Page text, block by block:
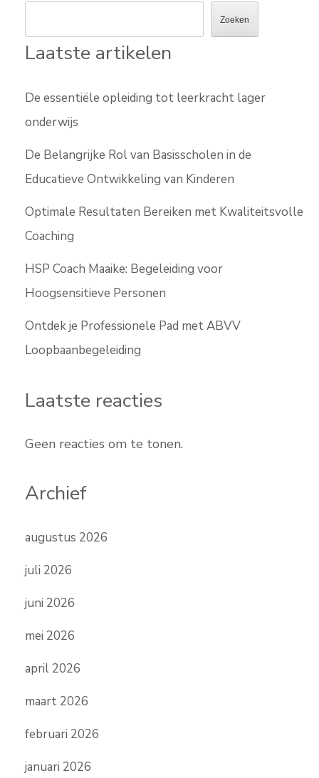
Zoeken
Laatste artikelen
De essentiële opleiding tot leerkracht lager
onderwijs
De Belangrijke Rol van Basisscholen in de
Educatieve Ontwikkeling van Kinderen
Optimale Resultaten Bereiken met Kwaliteitsvolle
Coaching
HSP Coach Maaike: Begeleiding voor
Hoogsensitieve Personen
Ontdek je Professionele Pad met ABVV
Loopbaanbegeleiding
Laatste reacties
Geen reacties om te tonen.
Archief
augustus 2026
juli 2026
juni 2026
mei 2026
april 2026
maart 2026
februari 2026
januari 2026